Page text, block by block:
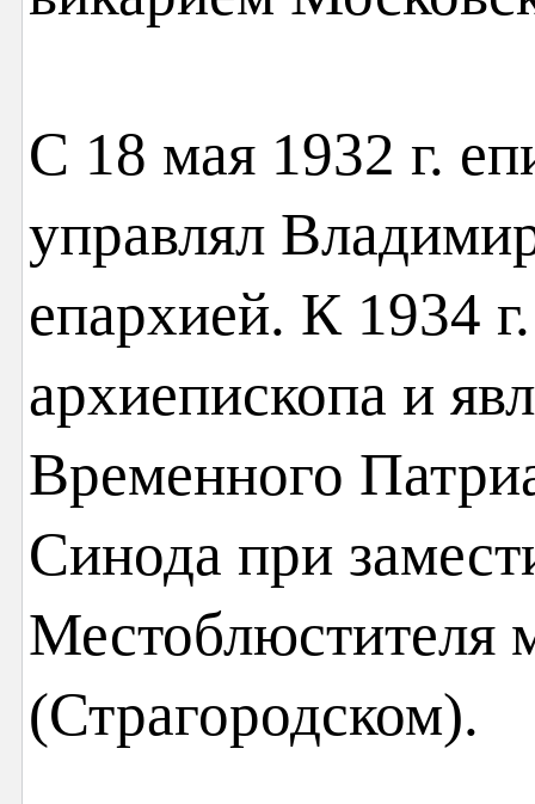
С 18 мая 1932 г.
управлял
епархией. К 1934
архиепископа и
Временного
Синода при
Местоблюстителя
(Страгородском).